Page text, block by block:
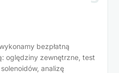
bezpłatną
oględziny zewnętrzne, test
analizę